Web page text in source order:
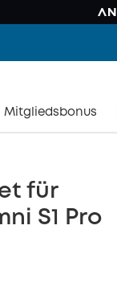
Mitgliedsbonus
für
S1 Pro